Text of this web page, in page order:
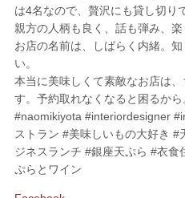
は4名なので、贅沢にも貸し切り
親方の人柄も良く、話も弾み、
お店の名前は、しばらく内緒。
い。
本当に美味しくて素敵なお店は
す。予約取れなくなると困るから
#naomikiyota #interiordesigner
ストラン #美味しいもの大好き
ジネスランチ #銀座天ぷら #衣
ぷらとワイン